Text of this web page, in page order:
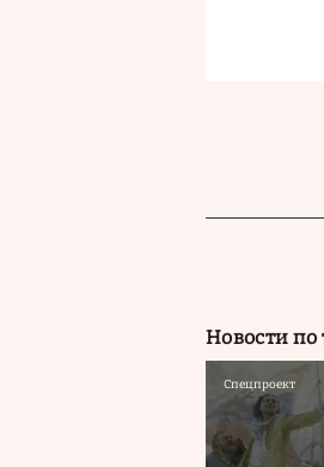
Новости по
Спецпроект